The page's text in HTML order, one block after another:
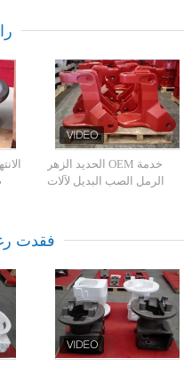
خدمة OEM الحديد الزهر
الرمل الصب البديل لآلات
فقدت